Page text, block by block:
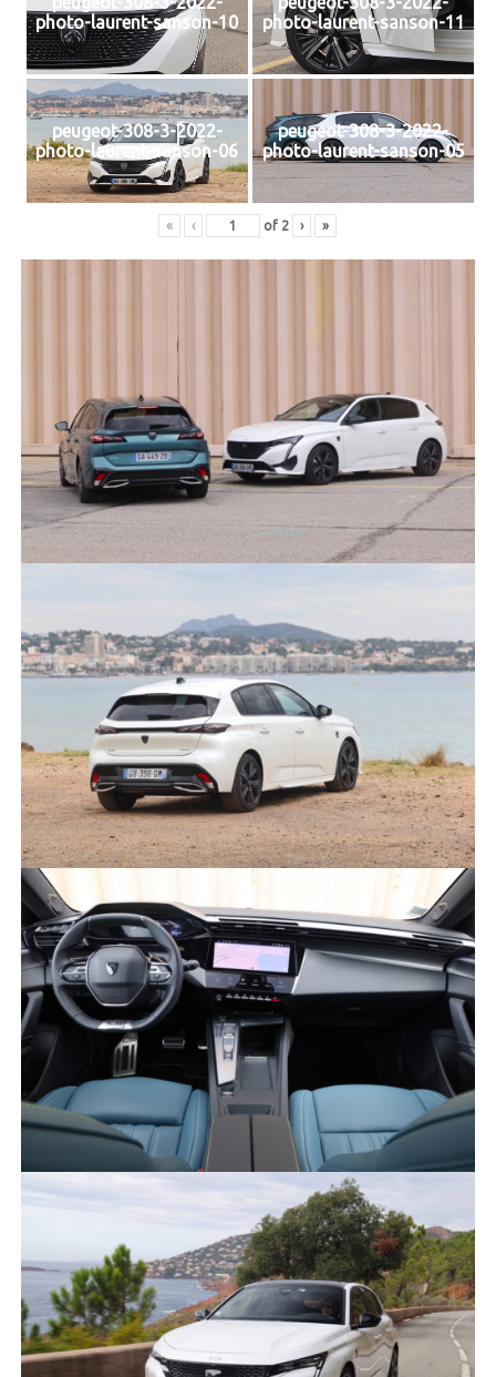
photo-laurent-sanson-10
photo-laurent-sanson-11
peugeot-308-3-2022-
photo-laurent-sanson-06
peugeot-308-3-2022-
photo-laurent-sanson-05
« ‹ of 2 › »